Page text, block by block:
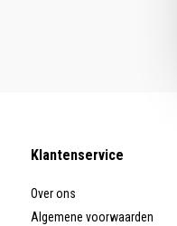
Klantenservice
Over ons
Algemene voorwaarden